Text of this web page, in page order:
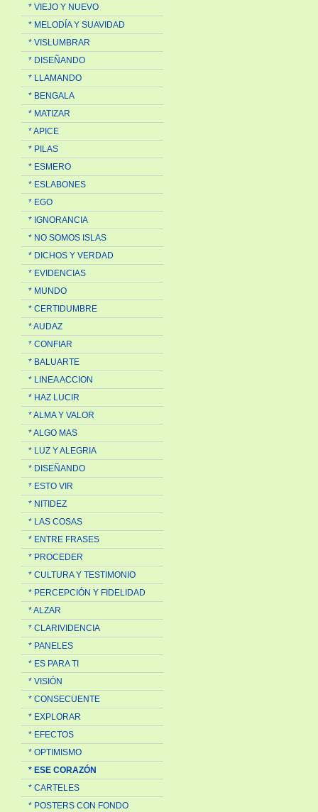
* VIEJO Y NUEVO
* MELODÍA Y SUAVIDAD
* VISLUMBRAR
* DISEÑANDO
* LLAMANDO
* BENGALA
* MATIZAR
* APICE
* PILAS
* ESMERO
* ESLABONES
* EGO
* IGNORANCIA
* NO SOMOS ISLAS
* DICHOS Y VERDAD
* EVIDENCIAS
* MUNDO
* CERTIDUMBRE
* AUDAZ
* CONFIAR
* BALUARTE
* LINEA ACCION
* HAZ LUCIR
* ALMA Y VALOR
* ALGO MAS
* LUZ Y ALEGRIA
* DISEÑANDO
* ESTO VIR
* NITIDEZ
* LAS COSAS
* ENTRE FRASES
* PROCEDER
* CULTURA Y TESTIMONIO
* PERCEPCIÓN Y FIDELIDAD
* ALZAR
* CLARIVIDENCIA
* PANELES
* ES PARA TI
* VISIÓN
* CONSECUENTE
* EXPLORAR
* EFECTOS
* OPTIMISMO
* ESE CORAZÓN
* CARTELES
* POSTERS CON FONDO